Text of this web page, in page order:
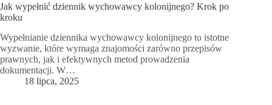
Jak wypełnić dziennik wychowawcy kolonijnego? Krok po
kroku
Wypełnianie dziennika wychowawcy kolonijnego to istotne
wyzwanie, które wymaga znajomości zarówno przepisów
prawnych, jak i efektywnych metod prowadzenia
dokumentacji. W…
18 lipca, 2025